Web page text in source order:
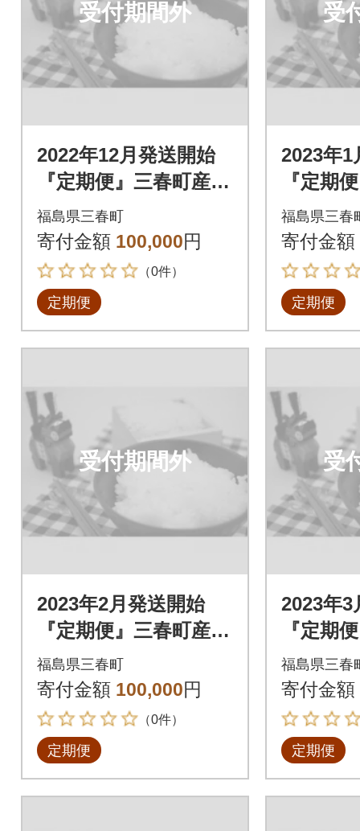
受付期間外
2022年12月発送開始
『定期便』三春町産コ
シヒカリ計15kg全5回
福島県三春町
寄付金額 100,000円
（0件）
定期便
受
2023年1
『定期
シヒカ
福島県三春
寄付金額
定期便
受付期間外
2023年2月発送開始
『定期便』三春町産コ
シヒカリ計15kg全5回
福島県三春町
寄付金額 100,000円
（0件）
定期便
受
2023年3
『定期
シヒカ
福島県三春
寄付金額
定期便